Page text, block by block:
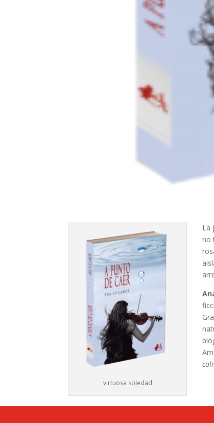
virtuosa soledad
La
no